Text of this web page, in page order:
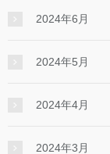
2024年6月
2024年5月
2024年4月
2024年3月